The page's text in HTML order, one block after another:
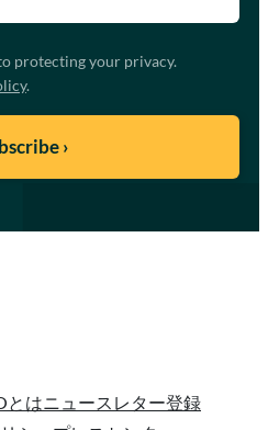
protecting your privacy.
.
とは ニュースレター登録